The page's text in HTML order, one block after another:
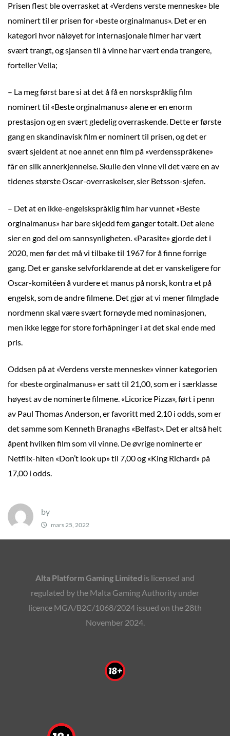
Prisen flest ble overrasket at «Verdens verste menneske» ble
nominert til er prisen for «beste orginalmanus». Det er en
kategori hvor nåløyet for internasjonale filmer har vært
svært trangt, og sjansen til å vinne har vært enda trangere,
forteller Vella;
– La meg først bare si at det å få en norskspråklig film
nominert til «Beste orginalmanus» alene er en enorm
prestasjon og en svært gledelig overraskende. Dette er første
gang en skandinavisk film er nominert til prisen, og det er
svært sjeldent at noe annet enn film på «verdensspråkene»
får en slik annerkjennelse. Skulle den vinne vil det være en av
tidenes største Oscar-overraskelser, sier Betsson-sjefen.
– Det at en ikke-engelskspråklig film har vunnet «Beste
orginalmanus» har bare skjedd fem ganger totalt. Det alene
sier en god del om sannsynligheten. «Parasite» gjorde det i
2020, men før det må vi tilbake til 1967 for å finne forrige
gang. Det er ganske selvforklarende at det er vanskeligere for
Oscar-komitéen å vurdere et manus på norsk, kontra et på
engelsk, som de andre filmene. Det gjør at vi mener filmglade
nordmenn skal være svært fornøyde med nominasjonen,
men ikke legge for store forhåpninger i at det skal ende med
pris.
Oddsen på at «Verdens verste menneske» vinner kategorien
for «beste orginalmanus» er satt til 21,00, som er i særklasse
høyest av de nominerte filmene. «Licorice Pizza», ført i penn
av Paul Thomas Anderson, er favoritt med 2,10 i odds, som er
det samme som Kenneth Branaghs «Belfast». Det er altså helt
åpent hvilken film som vil vinne. De øvrige nominerte er
Netflix-hiten «Don’t look up» til 7,00 og «King Richard» på
17,00 i odds.
by
mars 25, 2022
Alta Platform Gaming Limited is licensed and
regulated by the Malta Gaming Authority under
licence MGA/B2C/1068/2024 issued on the 28th
November 2024.